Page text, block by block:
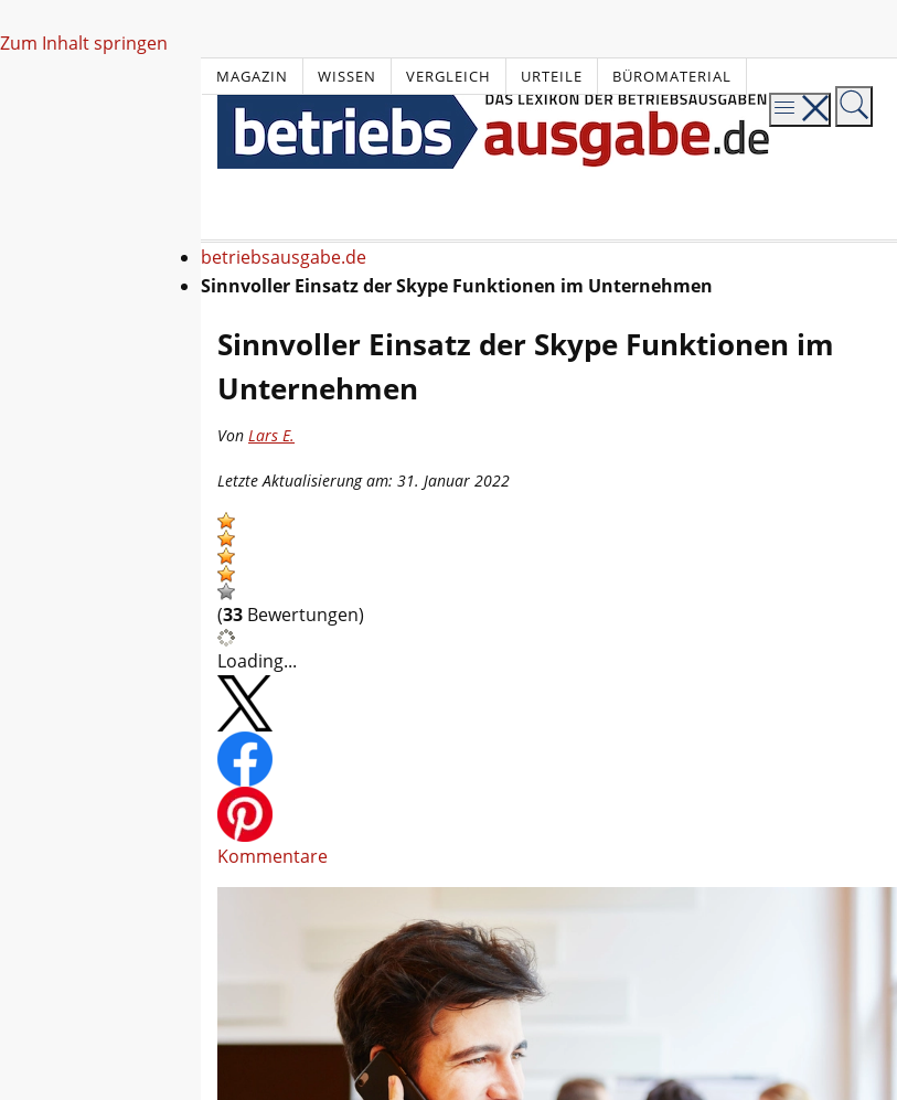
Zum Inhalt springen
MAGAZIN WISSEN VERGLEICH URTEILE BÜROMATERIAL
betriebsausgabe.de
Sinnvoller Einsatz der Skype Funktionen im Unternehmen
Sinnvoller Einsatz der Skype Funktionen im
Unternehmen
Von Lars E.
Letzte Aktualisierung am: 31. Januar 2022
(33 Bewertungen)
Loading...
Kommentare